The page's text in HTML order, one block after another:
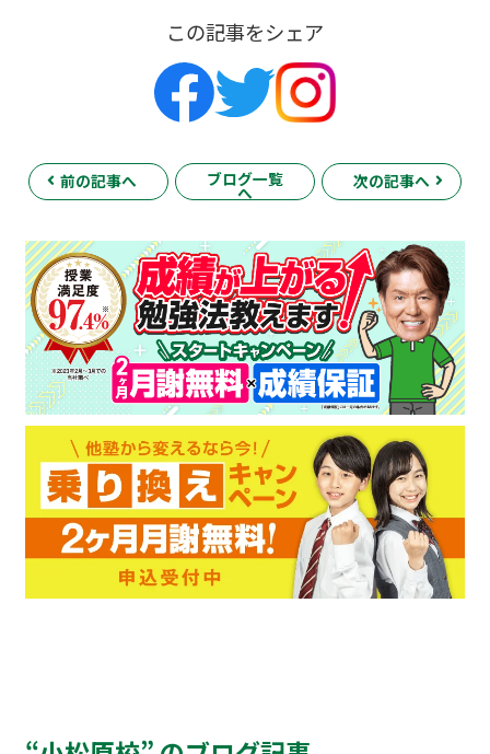
この記事をシェア
前の記事へ ブログ一覧
へ
次の記事へ